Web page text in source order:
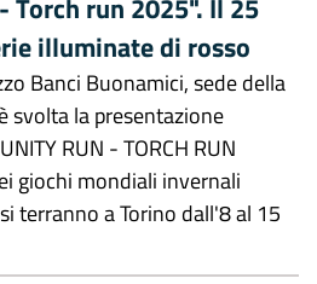
Torch run 2025". Il 25
illuminate di rosso
Banci Buonamici, sede della
svolta la presentazione
RUN - TORCH RUN
giochi mondiali invernali
terranno a Torino dall'8 al 15